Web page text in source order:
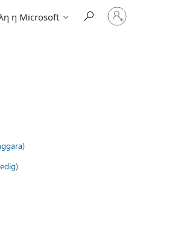
η Microsoft
Είσοδος
στον
λογαριασμό